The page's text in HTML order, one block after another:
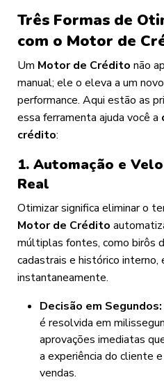
Três Formas de
com o Motor de
Um Motor de Crédito não
manual; ele o eleva a um
performance. Aqui estão as
essa ferramenta ajuda você a
crédito:
1. Automação e
Real
Otimizar significa eliminar o
Motor de Crédito
múltiplas fontes, como birôs
cadastrais e histórico interno,
instantaneamente.
Decisão em Segundos:
é resolvida em
aprovações imediatas
a experiência do cliente
vendas.